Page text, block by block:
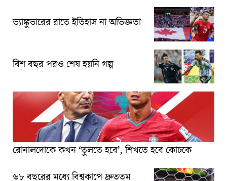
ভ্যাঙ্কুভারের রাতে ইতিহাস না অভিজ্ঞতা
বিশ বছর পরও শেষ হয়নি গল্প
রোনালদোকে কখন ‘তুলতে হবে’, শিখতে হবে কোচকে
৬৮ বছরের মধ্যে বিশ্বকাপে দ্রুততম